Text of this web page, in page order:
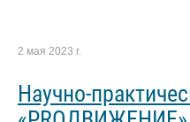
2 мая 2023 г.
Научно-